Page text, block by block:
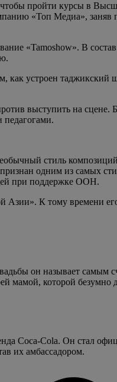
пройти курсы в
«Топ Медиа», заняв
«Tamoshow». В
как устроен
выступить на
педагогами.
стиль
одним из самых
при поддержке ООН.
К тому времени
он называет
мамой, которой безумно
Coca-Cola. Он стал
их амбассадором.